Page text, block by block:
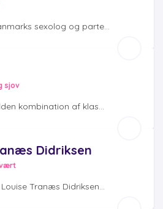
sexolog og parte...
sjov
kombination af klas...
Didriksen
Tranæs Didriksen...